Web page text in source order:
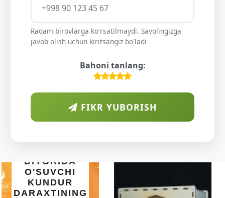
Raqam birovlarga ko'rsatilmaydi. Savolingizga
javob olish uchun kiritsangiz bo'ladi
Bahoni tanlang:
FIKR YUBORISH